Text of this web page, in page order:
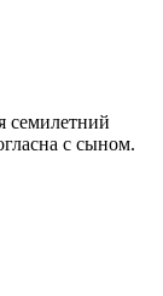
семилетний
с сыном.